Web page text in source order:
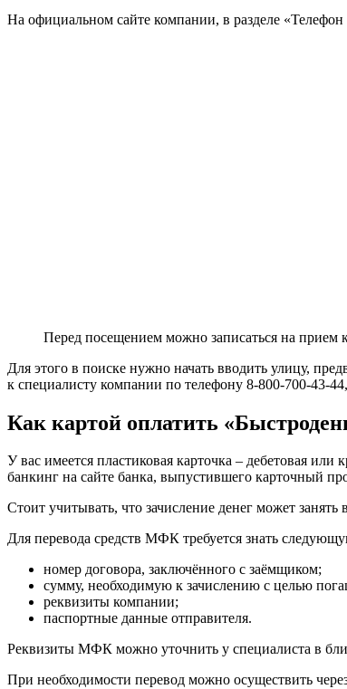
На официальном сайте компании, в разделе
Перед посещением можно записаться на прием
Для этого в поиске нужно начать вводить улицу,
к специалисту компании по телефону 8-800-700-43-
Как картой оплатить
У вас имеется пластиковая карточка – дебетовая
банкинг на сайте банка, выпустившего карточный
Стоит учитывать, что зачисление денег может
Для перевода средств МФК требуется знать
номер договора, заключённого с заёмщиком;
сумму, необходимую к зачислению с целью
реквизиты компании;
паспортные данные отправителя.
Реквизиты МФК можно уточнить у специалиста в
При необходимости перевод можно осуществить